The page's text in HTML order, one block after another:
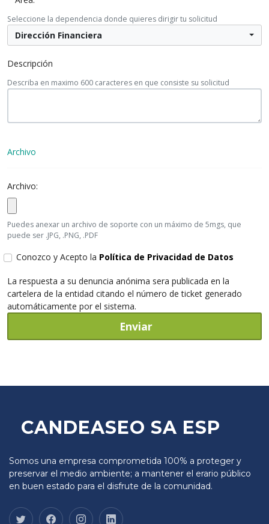
Seleccione la dependencia donde quieres dirigir tu solicitud
Dirección Financiera
Descripción
Describa en maximo 600 caracteres en que consiste su solicitud
Archivo
Archivo:
Puedes anexar un archivo de soporte con un máximo de 5mgs, que
puede ser .JPG, .PNG, .PDF
Conozco y Acepto la Política de Privacidad de Datos
La respuesta a su denuncia anónima sera publicada en la
cartelera de la entidad citando el número de ticket generado
automáticamente por el sistema.
Enviar
CANDEASEO SA ESP
Somos una empresa comprometida 100% a proteger y
preservar el medio ambiente; a mantener el erario público
en buen estado para el disfrute de la comunidad.